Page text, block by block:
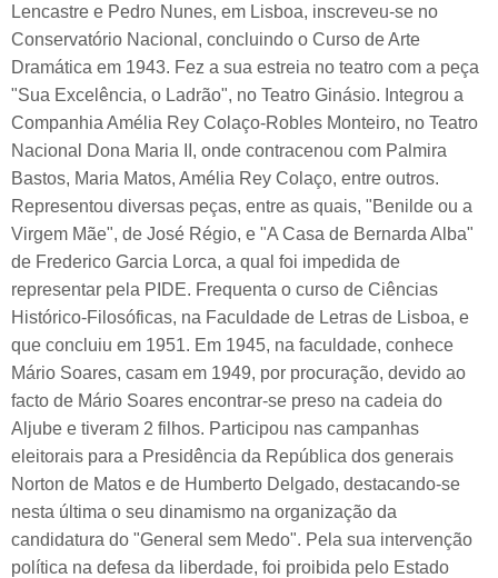
Lencastre e Pedro Nunes, em Lisboa, inscreveu-se no
Conservatório Nacional, concluindo o Curso de Arte
Dramática em 1943. Fez a sua estreia no teatro com a peça
"Sua Excelência, o Ladrão", no Teatro Ginásio. Integrou a
Companhia Amélia Rey Colaço-Robles Monteiro, no Teatro
Nacional Dona Maria II, onde contracenou com Palmira
Bastos, Maria Matos, Amélia Rey Colaço, entre outros.
Representou diversas peças, entre as quais, "Benilde ou a
Virgem Mãe", de José Régio, e "A Casa de Bernarda Alba"
de Frederico Garcia Lorca, a qual foi impedida de
representar pela PIDE. Frequenta o curso de Ciências
Histórico-Filosóficas, na Faculdade de Letras de Lisboa, e
que concluiu em 1951. Em 1945, na faculdade, conhece
Mário Soares, casam em 1949, por procuração, devido ao
facto de Mário Soares encontrar-se preso na cadeia do
Aljube e tiveram 2 filhos. Participou nas campanhas
eleitorais para a Presidência da República dos generais
Norton de Matos e de Humberto Delgado, destacando-se
nesta última o seu dinamismo na organização da
candidatura do "General sem Medo". Pela sua intervenção
política na defesa da liberdade, foi proibida pelo Estado